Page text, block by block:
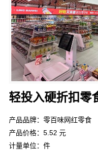
轻投入硬折扣零
产品品牌：零百味网红零食
产品价格：5.52 元
计量单位：件